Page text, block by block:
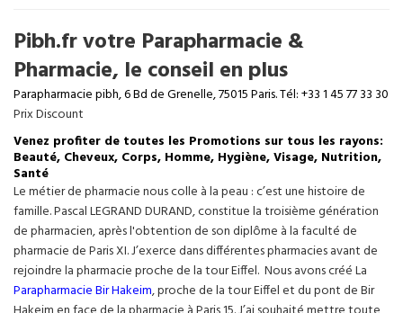
Pibh.fr votre Parapharmacie &
Pharmacie, le conseil en plus
Parapharmacie pibh, 6 Bd de Grenelle, 75015 Paris. Tél: +33 1 45 77 33 30
Prix Discount
Venez profiter de toutes les Promotions sur tous les rayons:
Beauté, Cheveux, Corps, Homme, Hygiène, Visage, Nutrition,
Santé
Le métier de pharmacie nous colle à la peau : c’est une histoire de
famille. Pascal LEGRAND DURAND, constitue la troisième génération
de pharmacien, après l'obtention de son diplôme à la faculté de
pharmacie de Paris XI. J’exerce dans différentes pharmacies avant de
rejoindre la pharmacie proche de la tour Eiffel. Nous avons créé La
Parapharmacie Bir Hakeim, proche de la tourEiffelet du pont de Bir